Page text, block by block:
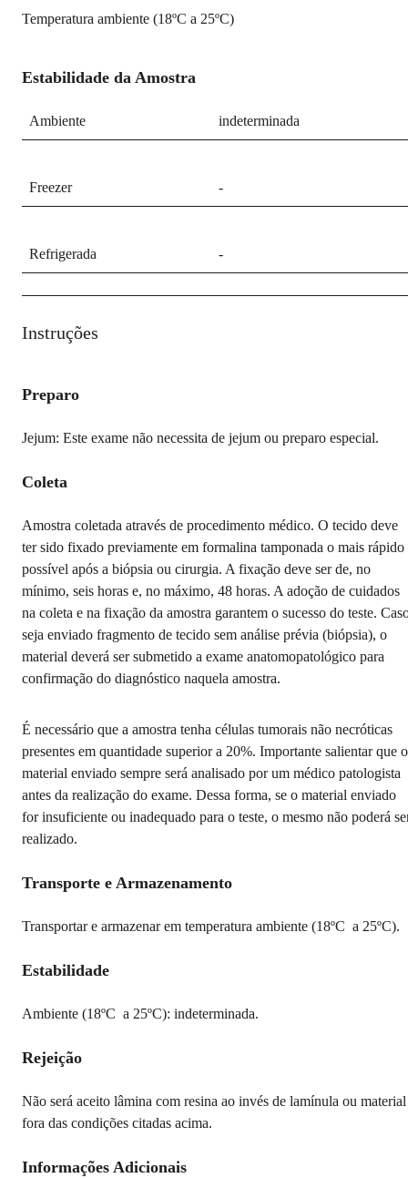
Temperatura ambiente (18ºC a 25ºC)
Estabilidade da Amostra
Ambiente indeterminada
Freezer -
Refrigerada -
Instruções
Preparo
Jejum: Este exame não necessita de jejum ou preparo especial.
Coleta
Amostra coletada através de procedimento médico. O tecido deve
ter sido fixado previamente em formalina tamponada o mais rápido
possível após a biópsia ou cirurgia. A fixação deve ser de, no
mínimo, seis horas e, no máximo, 48 horas. A adoção de cuidados
na coleta e na fixação da amostra garantem o sucesso do teste.
seja enviado fragmento de tecido sem análise prévia (biópsia), o
material deverá ser submetido a exame anatomopatológico para
confirmação do diagnóstico naquela amostra.
É necessário que a amostra tenha células tumorais não necróticas
presentes em quantidade superior a 20%. Importante salientar que o
material enviado sempre será analisado por um médico patologista
antes da realização do exame. Dessa forma, se o material enviado
for insuficiente ou inadequado para o teste, o mesmo não poderá
realizado.
Transporte e Armazenamento
Transportar e armazenar em temperatura ambiente (18ºC a 25ºC).
Estabilidade
Ambiente (18ºC a 25ºC): indeterminada.
Rejeição
Não será aceito lâmina com resina ao invés de lamínula ou material
fora das condições citadas acima.
Informações Adicionais